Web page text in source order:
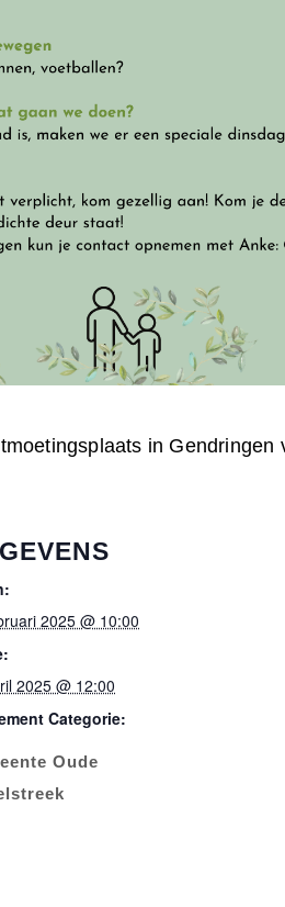
in
2025 @ 10:00
2025 @ 12:00
Categorie:
Oude